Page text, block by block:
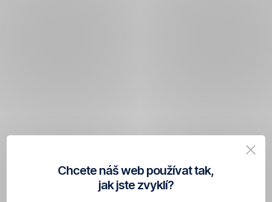
Chcete náš web používat tak,
jak jste zvyklí?